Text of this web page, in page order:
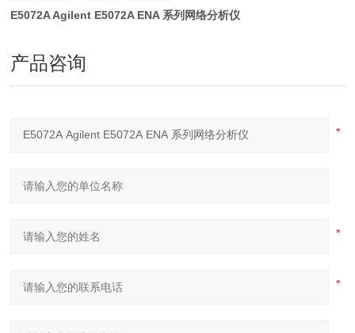
E5072A Agilent E5072A ENA 系列网络分析仪
产品咨询